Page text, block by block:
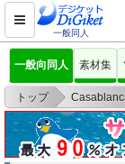
一般同人
一般向同人 素材集
トップ >